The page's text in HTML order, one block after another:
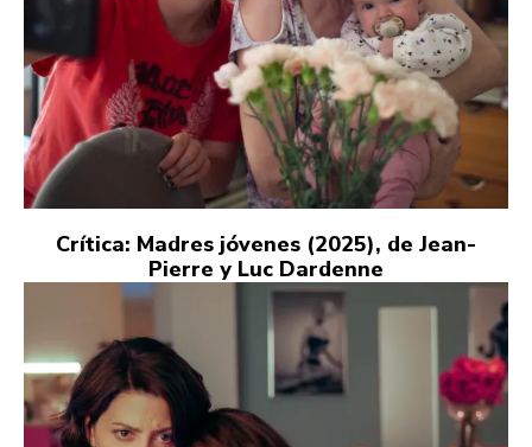
Crítica: Madres jóvenes (2025), de Jean-
Pierre y Luc Dardenne